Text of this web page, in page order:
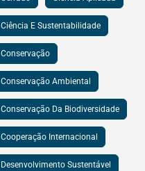
Ciência E Sustentabilidade
Conservação
Conservação Ambiental
Conservação Da Biodiversidade
Cooperação Internacional
Desenvolvimento Sustentável